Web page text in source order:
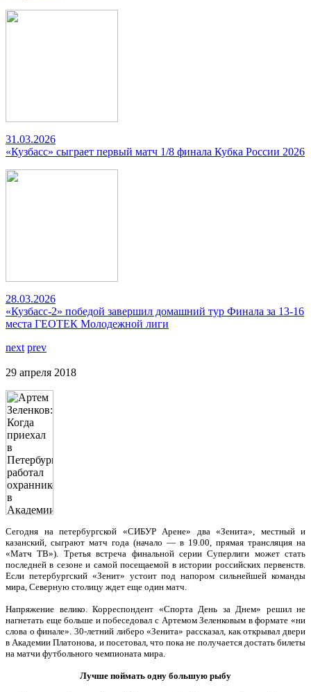
31.03.2026
«Кузбасс» сыграет первый матч 1/8 финала Кубка России 2026
28.03.2026
«Кузбасс-2» победой завершил домашний тур Финала за 13-16
места ГЕОТЕК Молодежной лиги
next prev
29 апреля 2018
Сегодня на петербургской «СИБУР Арене» два «Зенита», местный и
казанский, сыграют матч года (начало — в 19.00, прямая трансляция на
«Матч ТВ»). Третья встреча финальной серии Суперлиги может стать
последней в сезоне и самой посещаемой в истории российских первенств.
Если петербургский «Зенит» устоит под напором сильнейшей команды
мира, Северную столицу ждет еще один матч.
Напряжение велико. Корреспондент «Спорта День за Днем» решил не
нагнетать еще больше и побеседовал с Артемом Зеленковым в формате «ни
слова о финале». 30-летний либеро «Зенита» рассказал, как открывал двери
в Академии Платонова, и посетовал, что пока не получается достать билеты
на матчи футбольного чемпионата мира.
Лучше поймать одну большую рыбу